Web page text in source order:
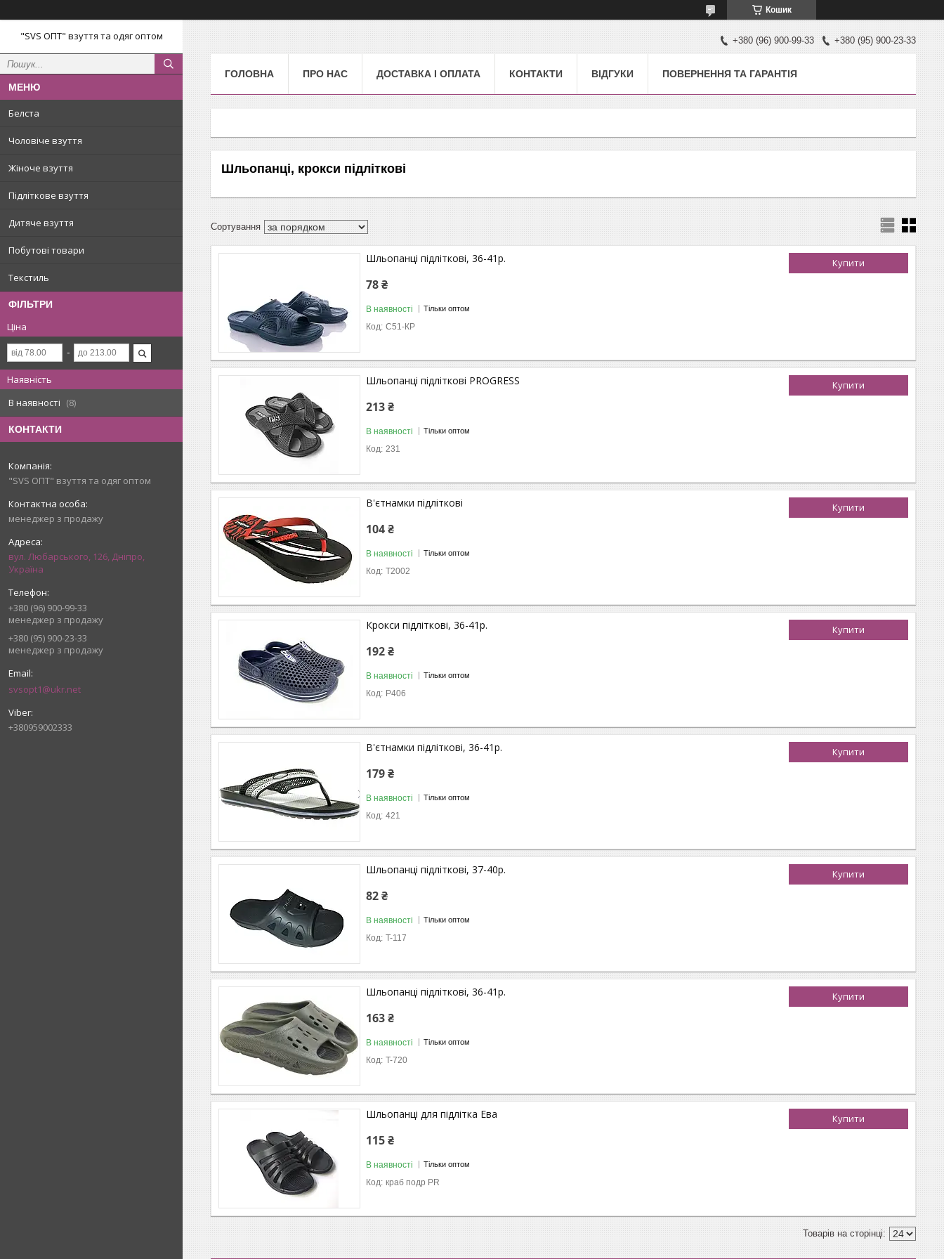
Кошик
"SVS ОПТ" взуття та одяг оптом
Белста
Чоловіче взуття
Жіноче взуття
Підліткове взуття
Дитяче взуття
Побутові товари
Текстиль
ФІЛЬТРИ
Ціна
Наявність
В наявності
8
КОНТАКТИ
"SVS ОПТ" взуття та одяг оптом
менеджер з продажу
вул. Любарського, 126, Дніпро,
Україна
+380 (96) 900-99-33
менеджер з продажу
+380 (95) 900-23-33
менеджер з продажу
svsopt1@ukr.net
+380959002333
+380 (96) 900-99-33 +380 (95) 900-23-33
ГОЛОВНА ПРО НАС ДОСТАВКА І ОПЛАТА КОНТАКТИ ВІДГУКИ ПОВЕРНЕННЯ ТА ГАРАНТІЯ
Шльопанці, крокси підліткові
Купити
Шльопанці підліткові, 36-41р.
78 ₴
В наявності Тільки оптом
С51-КР
Купити
Шльопанці підліткові PROGRESS
213 ₴
В наявності Тільки оптом
231
Купити
В'єтнамки підліткові
104 ₴
В наявності Тільки оптом
Т2002
Купити
Крокси підліткові, 36-41р.
192 ₴
В наявності Тільки оптом
P406
Купити
В'єтнамки підліткові, 36-41р.
179 ₴
В наявності Тільки оптом
421
Купити
Шльопанці підліткові, 37-40р.
82 ₴
В наявності Тільки оптом
T-117
Купити
Шльопанці підліткові, 36-41р.
163 ₴
В наявності Тільки оптом
T-720
Купити
Шльопанці для підлітка Ева
115 ₴
В наявності Тільки оптом
краб подр PR